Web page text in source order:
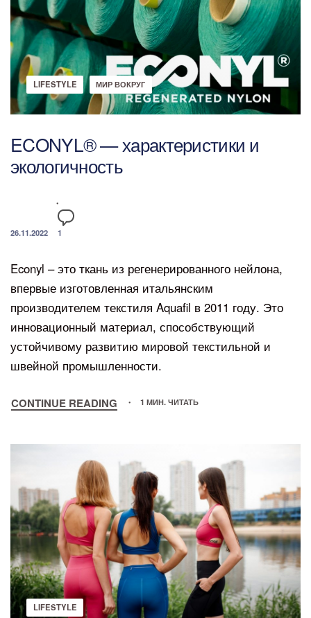
LIFESTYLE МИР ВОКРУГ
ECONYL® — характеристики и
экологичность
26.11.2022 1
Econyl – это ткань из регенерированного нейлона,
впервые изготовленная итальянским
производителем текстиля Aquafil в 2011 году. Это
инновационный материал, способствующий
устойчивому развитию мировой текстильной и
швейной промышленности.
CONTINUE READING 1 МИН. ЧИТАТЬ
LIFESTYLE